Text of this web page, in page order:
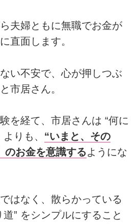
夫婦ともに無職でお金が
直面します。
い不安で、心が押しつぶ
市居さん。
を経て、市居さんは “何に
りも、 “いまと、その
のお金を意識する ようにな
はなく、散らかっている
” をシンプルにすること